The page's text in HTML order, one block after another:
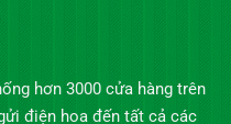
hơn 3000 cửa hàng trên
điện hoa đến tất cả các